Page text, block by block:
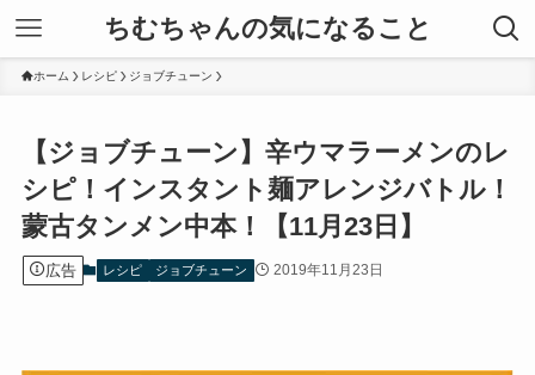
ちむちゃんの気になること
ホーム レシピ ジョブチューン
【ジョブチューン】辛ウマラーメンのレ
シピ！インスタント麺アレンジバトル！
蒙古タンメン中本！【11月23日】
広告 レシピ ジョブチューン 2019年11月23日